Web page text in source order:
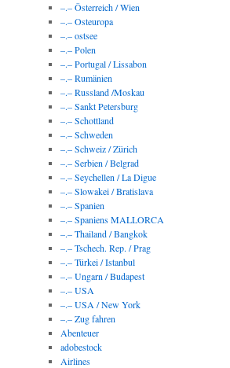
–.– Österreich / Wien
–.– Osteuropa
–.– ostsee
–.– Polen
–.– Portugal / Lissabon
–.– Rumänien
–.– Russland /Moskau
–.– Sankt Petersburg
–.– Schottland
–.– Schweden
–.– Schweiz / Zürich
–.– Serbien / Belgrad
–.– Seychellen / La Digue
–.– Slowakei / Bratislava
–.– Spanien
–.– Spaniens MALLORCA
–.– Thailand / Bangkok
–.– Tschech. Rep. / Prag
–.– Türkei / Istanbul
–.– Ungarn / Budapest
–.– USA
–.– USA / New York
–.– Zug fahren
Abenteuer
adobestock
Airlines